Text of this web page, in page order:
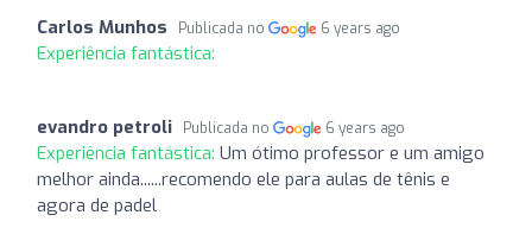
Carlos Munhos Publicada no 6 years ago
Experiência fantástica:
evandro petroli Publicada no 6 years ago
Experiência fantástica: Um ótimo professor e um amigo
melhor ainda......recomendo ele para aulas de tênis e
agora de padel